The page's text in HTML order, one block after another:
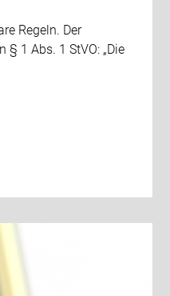
Regeln. Der
1 Abs. 1 StVO: „Die